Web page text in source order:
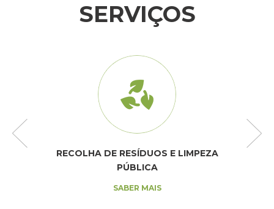
SERVIÇOS
RECOLHA DE RESÍDUOS E LIMPEZA
PÚBLICA
SABER MAIS